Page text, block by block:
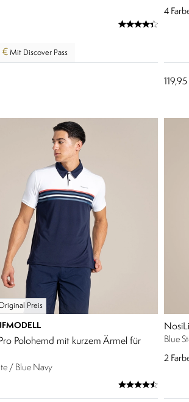
€ Mit Discover Pass
4
Preis
Polohemd mit kurzem Ärmel für
/ Blue Navy
Blue
2